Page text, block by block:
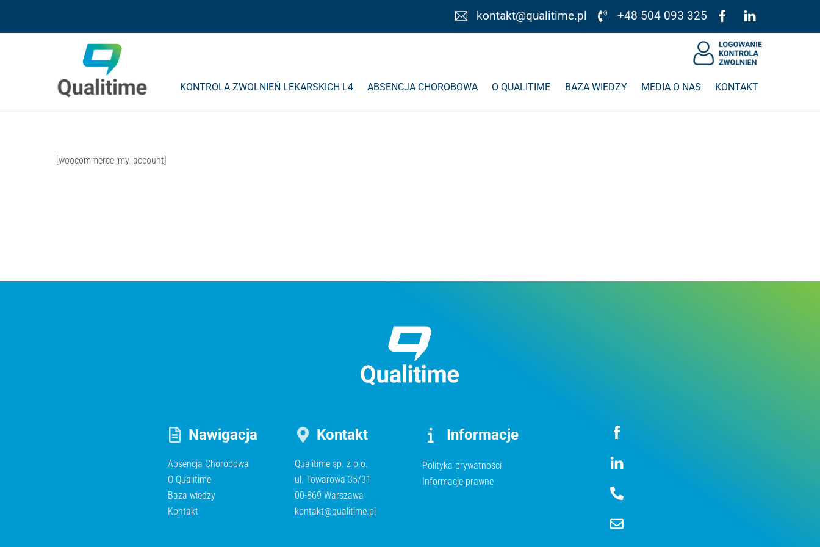
kontakt@qualitime.pl +48 504 093 325
KONTROLA ZWOLNIEŃ LEKARSKICH L4 ABSENCJA CHOROBOWA O QUALITIME BAZA WIEDZY MEDIA O NAS KONTAKT
[woocommerce_my_account]
Nawigacja
Absencja Chorobowa
O Qualitime
Baza wiedzy
Kontakt
Kontakt
Qualitime sp. z o.o.
ul. Towarowa 35/31
00-869 Warszawa
kontakt@qualitime.pl
Informacje
Polityka prywatności
Informacje prawne
Icon
label
Icon
label
Icon
Icon